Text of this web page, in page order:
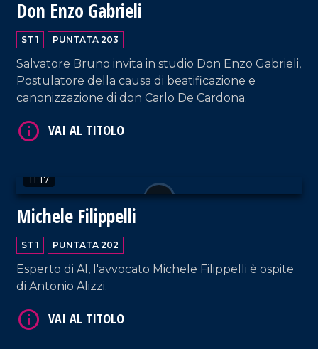
Don Enzo Gabrieli
ST 1 PUNTATA 203
Salvatore Bruno invita in studio Don Enzo Gabrieli,
Postulatore della causa di beatificazione e
canonizzazione di don Carlo De Cardona.
11:17
Michele Filippelli
ST 1 PUNTATA 202
Esperto di AI, l'avvocato Michele Filippelli è ospite
di Antonio Alizzi.
VAI AL TITOLO
VAI AL TITOLO